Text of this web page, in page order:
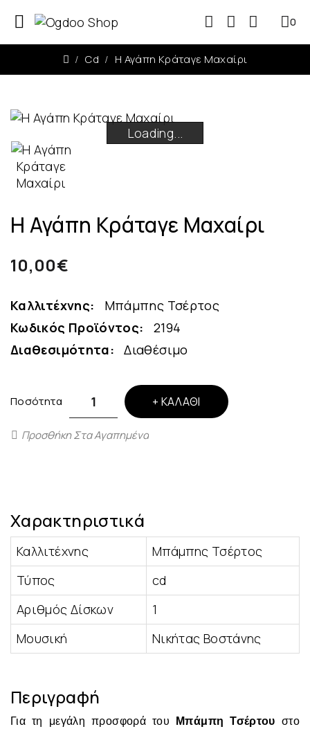
0
Cd Η Αγάπη Κράταγε Μαχαίρι
Loading...
Loading...
Loading...
Loading...
Η Αγάπη Κράταγε Μαχαίρι
10,00€
Καλλιτέχνης:
Μπάμπης Τσέρτος
Κωδικός Προϊόντος:
2194
Διαθεσιμότητα:
Διαθέσιμο
Ποσότητα ΚΑΛΆΘΙ
Προσθήκη Στα Αγαπημένα
Χαρακτηριστικά
Καλλιτέχνης
Μπάμπης Τσέρτος
Τύπος
cd
Αριθμός Δίσκων
1
Μουσική
Νικήτας Βοστάνης
Περιγραφή
Για τη μεγάλη προσφορά του Μπάμπη Τσέρτου στο